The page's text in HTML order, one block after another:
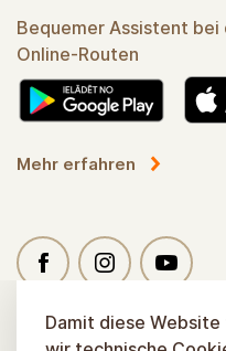
Bequemer Assistent bei
Online-Routen
Mehr erfahren
Damit diese